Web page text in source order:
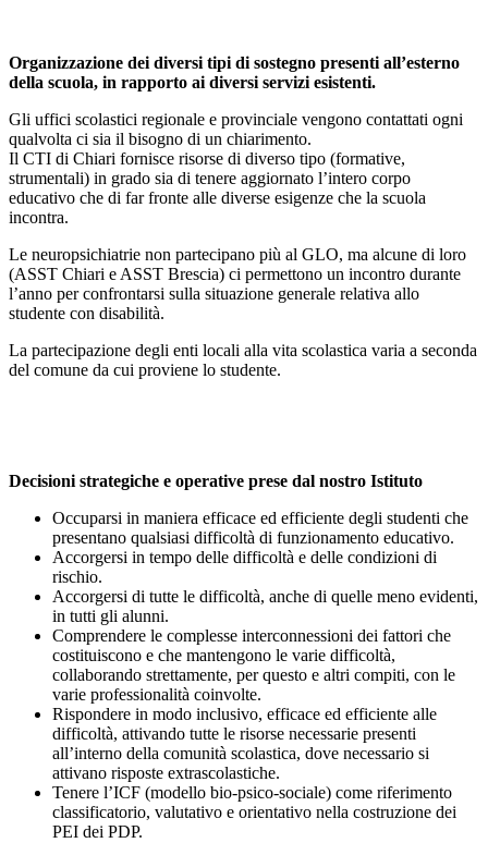
Organizzazione dei diversi tipi di sostegno presenti all’esterno
della scuola, in rapporto ai diversi servizi esistenti.
Gli uffici scolastici regionale e provinciale vengono contattati ogni
qualvolta ci sia il bisogno di un chiarimento.
Il CTI di Chiari fornisce risorse di diverso tipo (formative,
strumentali) in grado sia di tenere aggiornato l’intero corpo
educativo che di far fronte alle diverse esigenze che la scuola
incontra.
Le neuropsichiatrie non partecipano più al GLO, ma alcune di loro
(ASST Chiari e ASST Brescia) ci permettono un incontro durante
l’anno per confrontarsi sulla situazione generale relativa allo
studente con disabilità.
La partecipazione degli enti locali alla vita scolastica varia a seconda
del comune da cui proviene lo studente.
Decisioni strategiche e operative prese dal nostro Istituto
Occuparsi in maniera efficace ed efficiente degli studenti che
presentano qualsiasi difficoltà di funzionamento educativo.
Accorgersi in tempo delle difficoltà e delle condizioni di
rischio.
Accorgersi di tutte le difficoltà, anche di quelle meno evidenti,
in tutti gli alunni.
Comprendere le complesse interconnessioni dei fattori che
costituiscono e che mantengono le varie difficoltà,
collaborando strettamente, per questo e altri compiti, con le
varie professionalità coinvolte.
Rispondere in modo inclusivo, efficace ed efficiente alle
difficoltà, attivando tutte le risorse necessarie presenti
all’interno della comunità scolastica, dove necessario si
attivano risposte extrascolastiche.
Tenere l’ICF (modello bio-psico-sociale) come riferimento
classificatorio, valutativo e orientativo nella costruzione dei
PEI dei PDP.